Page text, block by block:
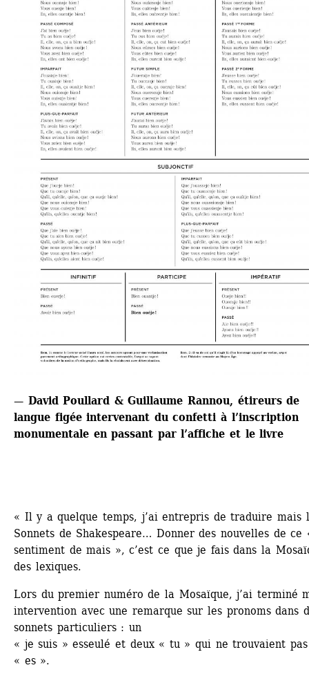
— David Poullard & Guillaume Rannou, étireurs de
langue figée intervenant du confetti à l’inscription
monumentale en passant par l’affiche et le livre
« Il y a quelque temps, j’ai entrepris de traduire mais
Sonnets de Shakespeare… Donner des nouvelles de ce
sentiment de mais », c’est ce que je fais dans la
des lexiques.
Lors du premier numéro de la Mosaïque, j’ai terminé
intervention avec une remarque sur les pronoms dans
sonnets particuliers : un
« je suis » esseulé et deux « tu » qui ne trouvaient
« es ».